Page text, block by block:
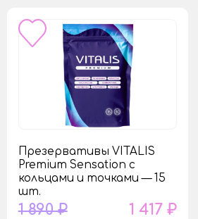
Презервативы VITALIS
Premium Sensation с
кольцами и точками — 15
шт.
1 890 ₽ 1 417 ₽